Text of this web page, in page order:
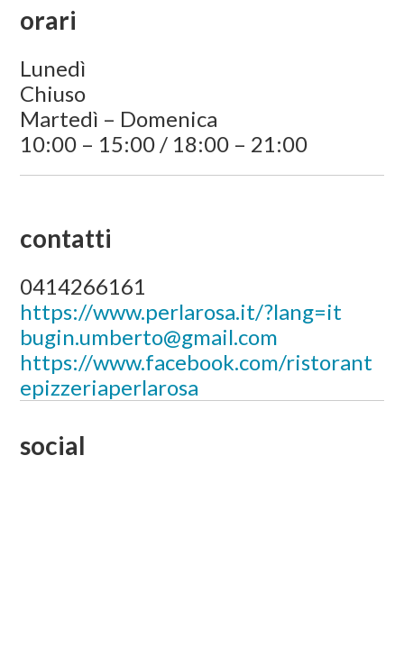
orari
Lunedì
Chiuso
Martedì – Domenica
10:00 – 15:00 / 18:00 – 21:00
contatti
0414266161
https://www.perlarosa.it/?lang=it
bugin.umberto@gmail.com
https://www.facebook.com/ristorant
epizzeriaperlarosa
social